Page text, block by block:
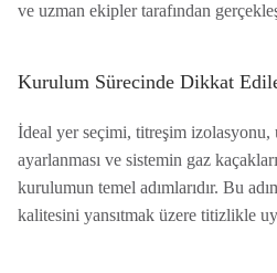
ve uzman ekipler tarafından
Kurulum Sürecinde Dikkat
İdeal yer seçimi, titreşim izolasyonu,
ayarlanması ve sistemin gaz
kurulumun temel adımlarıdır. Bu
kalitesini yansıtmak üzere titizlikle